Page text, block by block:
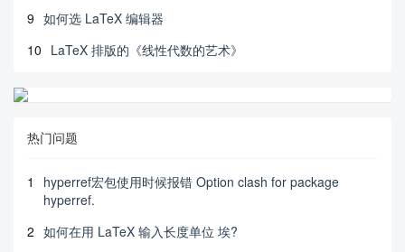
9 如何选 LaTeX 编辑器
10 LaTeX 排版的《线性代数的艺术》
热门问题
1
hyperref宏包使用时候报错 Option clash for package
hyperref.
2 如何在用 LaTeX 输入长度单位 埃?